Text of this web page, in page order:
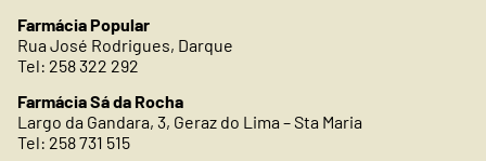
Farmácia Popular
Rua José Rodrigues, Darque
Tel: 258 322 292
Farmácia Sá da Rocha
Largo da Gandara, 3, Geraz do Lima – Sta Maria
Tel: 258 731 515